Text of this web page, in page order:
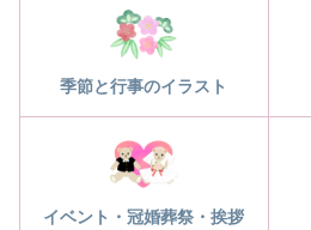
季節と行事のイラスト
イベント・冠婚葬祭・挨拶